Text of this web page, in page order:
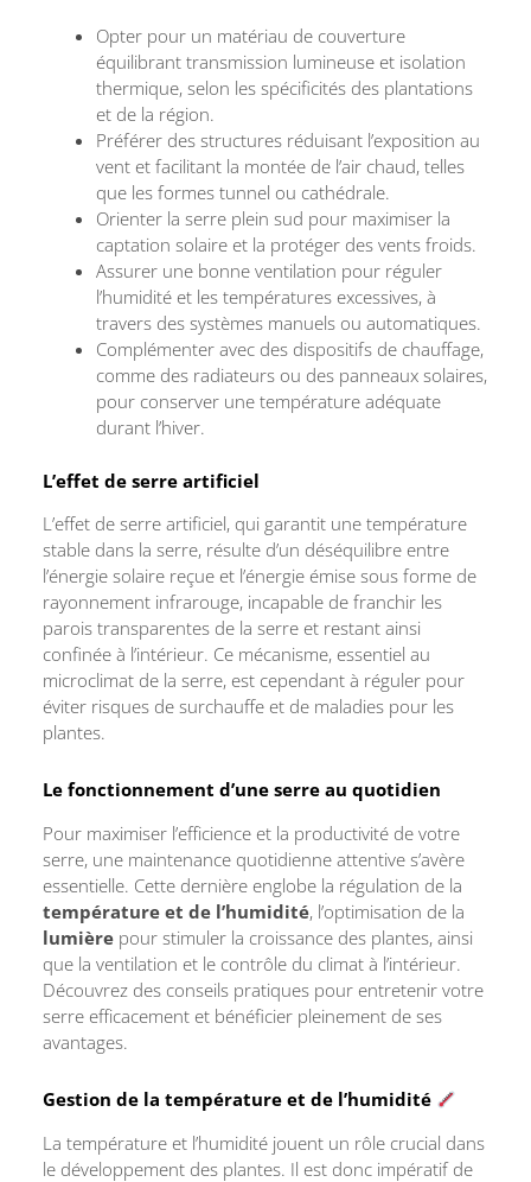
Opter pour un matériau de couverture
équilibrant transmission lumineuse et isolation
thermique, selon les spécificités des plantations
et de la région.
Préférer des structures réduisant l’exposition au
vent et facilitant la montée de l’air chaud, telles
que les formes tunnel ou cathédrale.
Orienter la serre plein sud pour maximiser la
captation solaire et la protéger des vents froids.
Assurer une bonne ventilation pour réguler
l’humidité et les températures excessives, à
travers des systèmes manuels ou automatiques.
Complémenter avec des dispositifs de chauffage,
comme des radiateurs ou des panneaux solaires,
pour conserver une température adéquate
durant l’hiver.
L’effet de serre artificiel
L’effet de serre artificiel, qui garantit une température
stable dans la serre, résulte d’un déséquilibre entre
l’énergie solaire reçue et l’énergie émise sous forme de
rayonnement infrarouge, incapable de franchir les
parois transparentes de la serre et restant ainsi
confinée à l’intérieur. Ce mécanisme, essentiel au
microclimat de la serre, est cependant à réguler pour
éviter risques de surchauffe et de maladies pour les
plantes.
Le fonctionnement d’une serre au quotidien
Pour maximiser l’efficience et la productivité de votre
serre, une maintenance quotidienne attentive s’avère
essentielle. Cette dernière englobe la régulation de la
température et de l’humidité, l’optimisation de la
lumière pour stimuler la croissance des plantes, ainsi
que la ventilation et le contrôle du climat à l’intérieur.
Découvrez des conseils pratiques pour entretenir votre
serre efficacement et bénéficier pleinement de ses
avantages.
Gestion de la température et de l’humidité
La température et l’humidité jouent un rôle crucial dans
le développement des plantes. Il est donc impératif de